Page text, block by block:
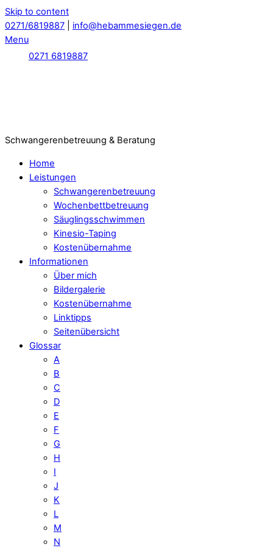
Skip to content
0271/6819887
info@hebammesiegen.de
Menu
0271 6819887
Schwangerenbetreuung & Beratung
Home
Leistungen
Schwangerenbetreuung
Wochenbettbetreuung
Säuglingsschwimmen
Kinesio-Taping
Kostenübernahme
Informationen
Über mich
Bildergalerie
Kostenübernahme
Linktipps
Seitenübersicht
Glossar
A
B
C
D
E
F
G
H
I
J
K
L
M
N